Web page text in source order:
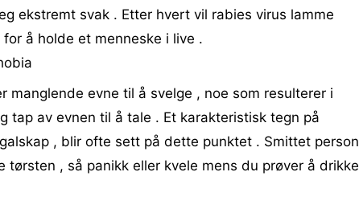
ekstremt svak . Etter hvert vil rabies virus lamme
å holde et menneske i live .
manglende evne til å svelge , noe som resulterer i
tap av evnen til å tale . Et karakteristisk tegn på
, blir ofte sett på dette punktet . Smittet person
tørsten , så panikk eller kvele mens du prøver å drikke